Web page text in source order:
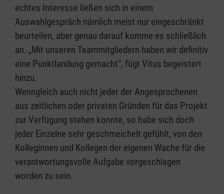
echtes Interesse ließen sich in einem
Auswahlgespräch nämlich meist nur eingeschränkt
beurteilen, aber genau darauf komme es schließlich
an. „Mit unseren Teammitgliedern haben wir definitiv
eine Punktlandung gemacht“, fügt Vitus begeistert
hinzu.
Wenngleich auch nicht jeder der Angesprochenen
aus zeitlichen oder privaten Gründen für das Projekt
zur Verfügung stehen konnte, so habe sich doch
jeder Einzelne sehr geschmeichelt gefühlt, von den
Kolleginnen und Kollegen der eigenen Wache für die
verantwortungsvolle Aufgabe vorgeschlagen
worden zu sein.